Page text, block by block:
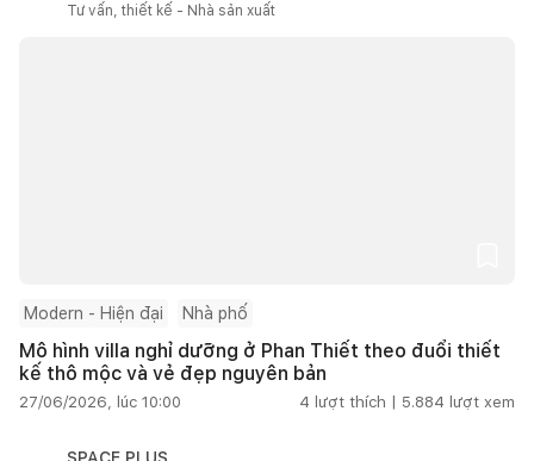
Tư vấn, thiết kế - Nhà sản xuất
Modern - Hiện đại Nhà phố
Mô hình villa nghỉ dưỡng ở Phan Thiết theo đuổi thiết
kế thô mộc và vẻ đẹp nguyên bản
27/06/2026, lúc 10:00 4 lượt thích | 5.884 lượt xem